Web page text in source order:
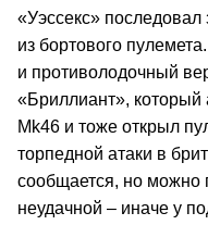
«Уэссекс»
из бортового
и противолодочный
«Бриллиант», который
Mk46 и тоже открыл
торпедной атаки в
сообщается, но можно
неудачной – иначе у